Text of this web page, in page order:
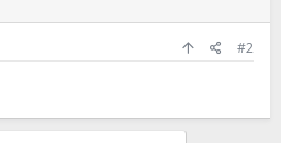
#2